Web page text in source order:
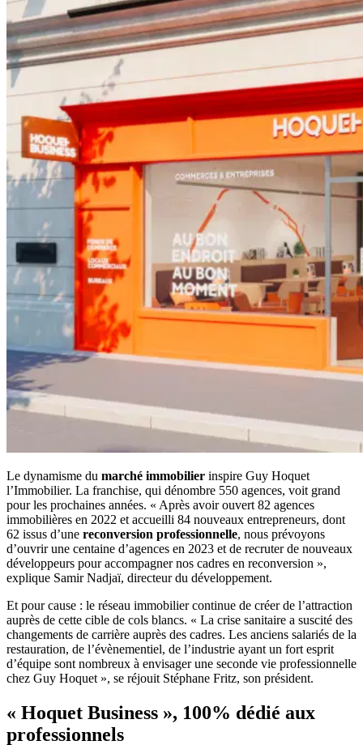
Le dynamisme du marché immobilier inspire Guy Hoquet
l’Immobilier. La franchise, qui dénombre 550 agences, voit grand
pour les prochaines années. « Après avoir ouvert 82 agences
immobilières en 2022 et accueilli 84 nouveaux entrepreneurs, dont
62 issus d’une reconversion professionnelle, nous prévoyons
d’ouvrir une centaine d’agences en 2023 et de recruter de nouveaux
développeurs pour accompagner nos cadres en reconversion »,
explique Samir Nadjaï, directeur du développement.
Et pour cause : le réseau immobilier continue de créer de l’attraction
auprès de cette cible de cols blancs. « La crise sanitaire a suscité des
changements de carrière auprès des cadres. Les anciens salariés de la
restauration, de l’évènementiel, de l’industrie ayant un fort esprit
d’équipe sont nombreux à envisager une seconde vie professionnelle
chez Guy Hoquet », se réjouit Stéphane Fritz, son président.
« Hoquet Business », 100% dédié aux
professionnels